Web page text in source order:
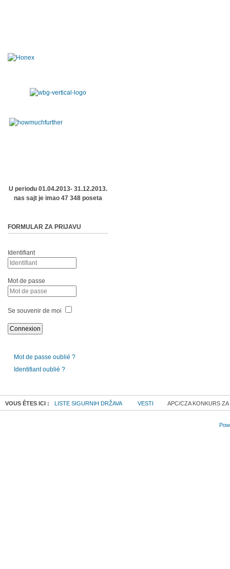
U periodu 01.04.2013- 31.12.2013.
nas sajt je imao 47 348 poseta
FORMULAR ZA PRIJAVU
Identifiant
Mot de passe
Se souvenir de moi
Mot de passe oublié ?
Identifiant oublié ?
VOUS ÊTES ICI : LISTE SIGURNIH DRŽAVA VESTI APC/CZA KONKURS ZA